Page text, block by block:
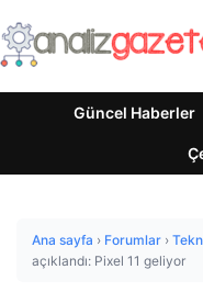
Güncel Haberler
Ana sayfa › Forumlar ›
açıklandı: Pixel 11 geliyor